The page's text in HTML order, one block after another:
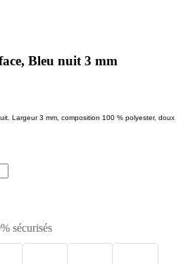
Bleu nuit 3 mm
Largeur 3 mm, composition 100 % polyester, doux
sécurisés